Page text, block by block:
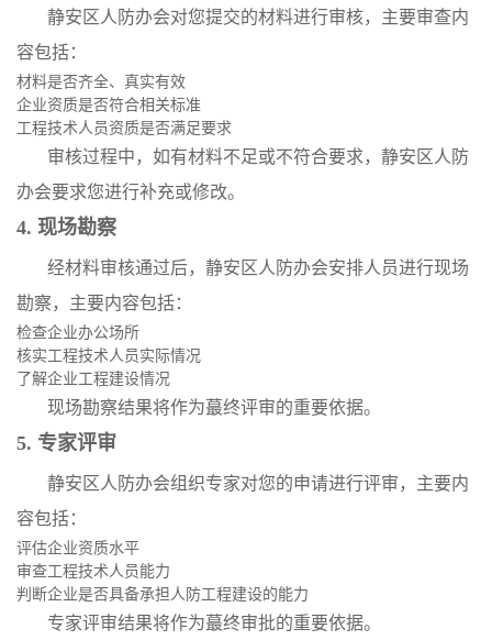
静安区人防办会对您提交的材料进行审核，主要审查内
容包括：
材料是否齐全、真实有效
企业资质是否符合相关标准
工程技术人员资质是否满足要求
审核过程中，如有材料不足或不符合要求，静安区人防
办会要求您进行补充或修改。
4. 现场勘察
经材料审核通过后，静安区人防办会安排人员进行现场
勘察，主要内容包括：
检查企业办公场所
核实工程技术人员实际情况
了解企业工程建设情况
现场勘察结果将作为蕞终评审的重要依据。
5. 专家评审
静安区人防办会组织专家对您的申请进行评审，主要内
容包括：
评估企业资质水平
审查工程技术人员能力
判断企业是否具备承担人防工程建设的能力
专家评审结果将作为蕞终审批的重要依据。